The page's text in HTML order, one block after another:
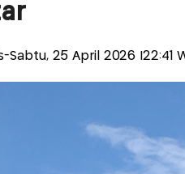
Sabtu, 25 April 2026 |22:41